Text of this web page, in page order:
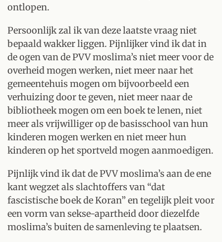
ontlopen.
Persoonlijk zal ik van deze laatste vraag niet
bepaald wakker liggen. Pijnlijker vind ik dat in
de ogen van de PVV moslima’s niet meer voor de
overheid mogen werken, niet meer naar het
gemeentehuis mogen om bijvoorbeeld een
verhuizing door te geven, niet meer naar de
bibliotheek mogen om een boek te lenen, niet
meer als vrijwilliger op de basisschool van hun
kinderen mogen werken en niet meer hun
kinderen op het sportveld mogen aanmoedigen.
Pijnlijk vind ik dat de PVV moslima’s aan de ene
kant wegzet als slachtoffers van “dat
fascistische boek de Koran” en tegelijk pleit voor
een vorm van sekse-apartheid door diezelfde
moslima’s buiten de samenleving te plaatsen.